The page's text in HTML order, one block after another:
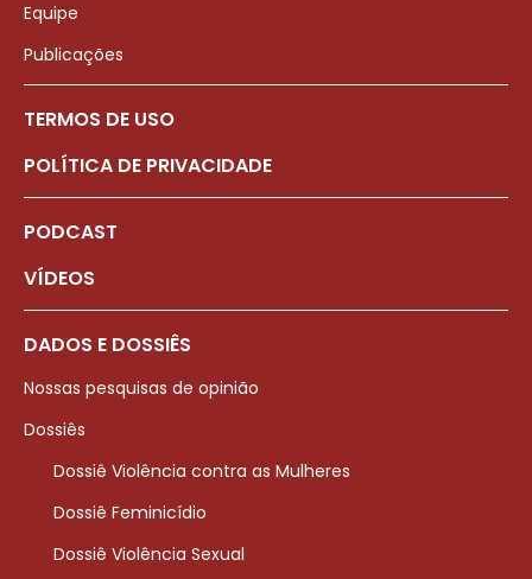
Equipe
Publicações
TERMOS DE USO
POLÍTICA DE PRIVACIDADE
PODCAST
VÍDEOS
DADOS E DOSSIÊS
Nossas pesquisas de opinião
Dossiês
Dossiê Violência contra as Mulheres
Dossiê Feminicídio
Dossiê Violência Sexual